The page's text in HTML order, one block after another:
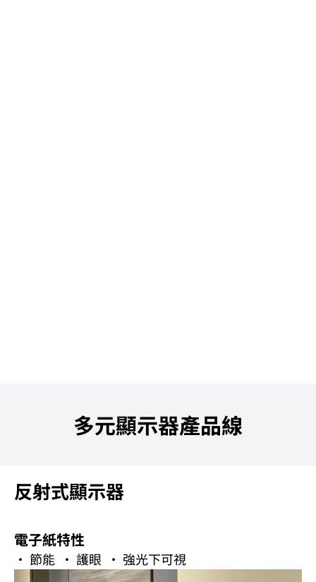
多元顯示器產品線​
反射式顯示器
電子紙特性
· 節能 · 護眼 · 強光下可視